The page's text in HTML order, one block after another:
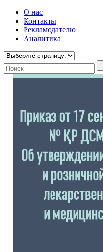
О нас
Контакты
Рекламодателю
Аналитика